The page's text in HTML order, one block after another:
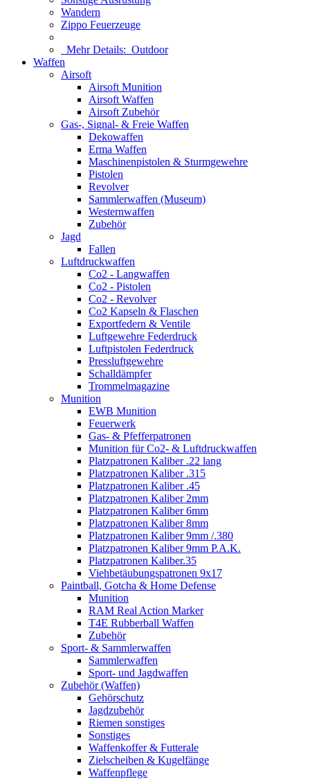
Wandern
Zippo Feuerzeuge
Mehr Details: Outdoor
Waffen
Airsoft
Airsoft Munition
Airsoft Waffen
Airsoft Zubehör
Gas-, Signal- & Freie Waffen
Dekowaffen
Erma Waffen
Maschinenpistolen & Sturmgewehre
Pistolen
Revolver
Sammlerwaffen (Museum)
Westernwaffen
Zubehör
Jagd
Fallen
Luftdruckwaffen
Co2 - Langwaffen
Co2 - Pistolen
Co2 - Revolver
Co2 Kapseln & Flaschen
Exportfedern & Ventile
Luftgewehre Federdruck
Luftpistolen Federdruck
Pressluftgewehre
Schalldämpfer
Trommelmagazine
Munition
EWB Munition
Feuerwerk
Gas- & Pfefferpatronen
Munition für Co2- & Luftdruckwaffen
Platzpatronen Kaliber .22 lang
Platzpatronen Kaliber .315
Platzpatronen Kaliber .45
Platzpatronen Kaliber 2mm
Platzpatronen Kaliber 6mm
Platzpatronen Kaliber 8mm
Platzpatronen Kaliber 9mm /.380
Platzpatronen Kaliber 9mm P.A.K.
Platzpatronen Kaliber.35
Viehbetäubungspatronen 9x17
Paintball, Gotcha & Home Defense
Munition
RAM Real Action Marker
T4E Rubberball Waffen
Zubehör
Sport- & Sammlerwaffen
Sammlerwaffen
Sport- und Jagdwaffen
Zubehör (Waffen)
Gehörschutz
Jagdzubehör
Riemen sonstiges
Sonstiges
Waffenkoffer & Futterale
Zielscheiben & Kugelfänge
Waffenpflege